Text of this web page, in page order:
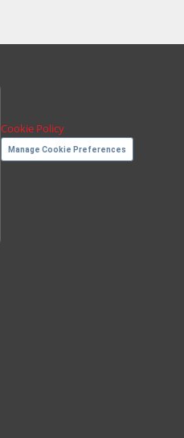
Cookie Policy
Manage Cookie Preferences